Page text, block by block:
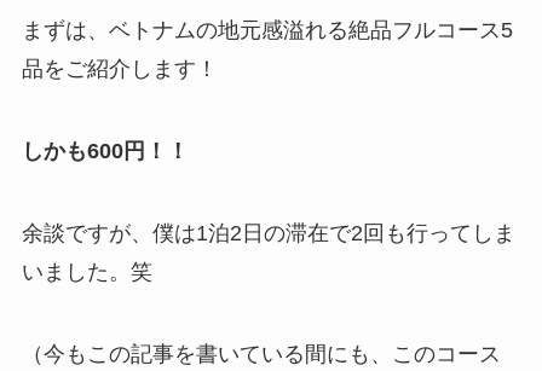
まずは、ベトナムの地元感溢れる絶品フルコース5
品をご紹介します！
しかも600円！！
余談ですが、僕は1泊2日の滞在で2回も行ってしま
いました。笑
（今もこの記事を書いている間にも、このコース